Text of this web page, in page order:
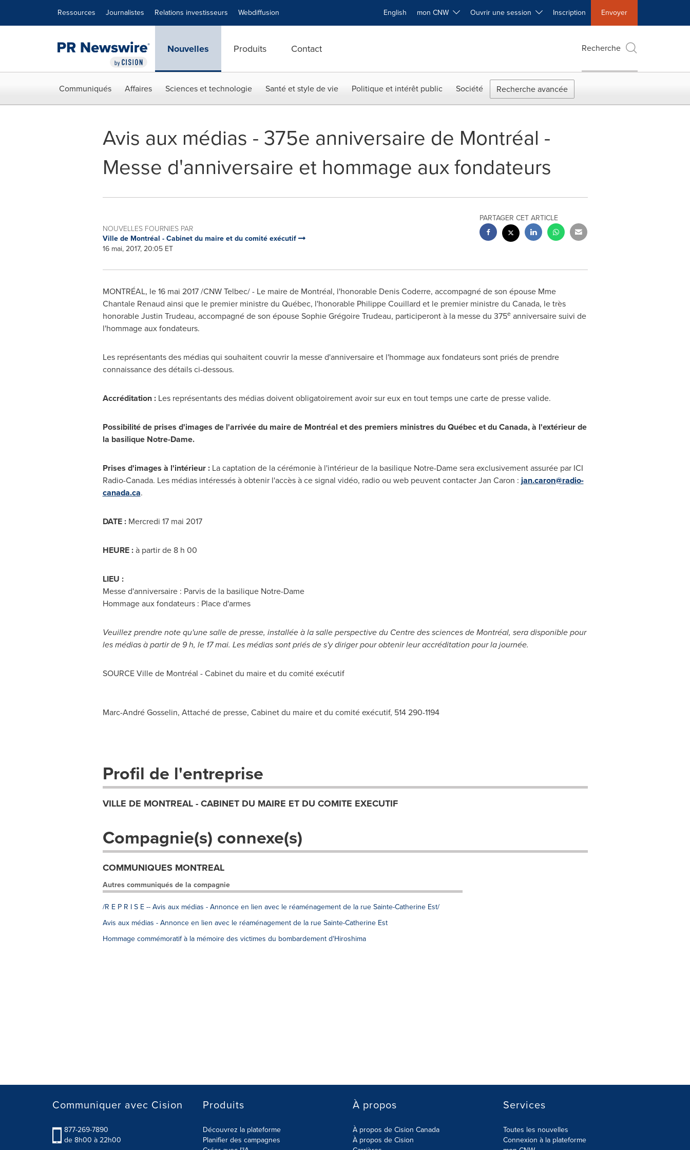
Ressources Journalistes Relations investisseurs Webdiffusion English mon CNW Ouvrir une session Inscription Envoyer
Nouvelles Produits Contact Recherche
Communiqués Affaires Sciences et technologie Santé et style de vie Politique et intérêt public Société Recherche avancée
Avis aux médias - 375e anniversaire de Montréal -
Messe d'anniversaire et hommage aux fondateurs
NOUVELLES FOURNIES PAR
Ville de Montréal - Cabinet du maire et du comité exécutif
16 mai, 2017, 20:05 ET
PARTAGER CET ARTICLE
MONTRÉAL, le 16 mai 2017 /CNW Telbec/ - Le maire de Montréal, l'honorable Denis Coderre, accompagné de son épouse Mme
Chantale Renaud ainsi que le premier ministre du Québec, l'honorable Philippe Couillard et le premier ministre du Canada, le très
honorableJustin Trudeau, accompagné de son épouse Sophie Grégoire Trudeau, participeront à la messe du 375eanniversaire suivi de
l'hommage aux fondateurs.
Les représentants des médias qui souhaitent couvrir la messe d'anniversaire et l'hommage aux fondateurs sont priés de prendre
connaissance des détails ci-dessous.
Accréditation : Les représentants des médias doivent obligatoirement avoir sur eux en tout temps une carte de presse valide.
Possibilité de prises d'images de l'arrivée du maire de Montréal et des premiers ministres du Québec et duCanada, à l'extérieur de
la basilique Notre-Dame.
Prises d'images à l'intérieur : La captation de la cérémonie à l'intérieur de la basilique Notre-Damesera exclusivement assurée par ICI
Radio-Canada. Les médias intéressés à obtenir l'accès à ce signal vidéo, radio ou web peuvent contacterJan Caron : jan.caron@radio-
canada.ca.
DATE :Mercredi 17 mai 2017
HEURE :à partir de 8 h 00
LIEU :
Messe d'anniversaire : Parvis de la basilique Notre-Dame
Hommage aux fondateurs : Place d'armes
Veuillez prendre note qu'une salle de presse, installée à la salle perspective du Centre des sciences de Montréal, sera disponible pour
les médias à partir de 9 h, le 17 mai. Les médias sont priés de s'y diriger pour obtenir leur accréditation pour la journée.
SOURCE Ville de Montréal - Cabinet du maire et du comité exécutif
Marc-André Gosselin, Attaché de presse, Cabinet du maire et du comité exécutif, 514 290-1194
Profil de l'entreprise
VILLE DE MONTREAL - CABINET DU MAIRE ET DU COMITE EXECUTIF
Compagnie(s) connexe(s)
COMMUNIQUES MONTREAL
Autres communiqués de la compagnie
/R E P R I S E -- Avis aux médias - Annonce en lien avec le réaménagement de la rue Sainte-Catherine Est/
Avis aux médias - Annonce en lien avec le réaménagement de la rue Sainte-Catherine Est
Hommage commémoratif à la mémoire des victimes du bombardement d'Hiroshima
Communiquer avec Cision
877-269-7890
de 8h00 à 22h00
Produits
Découvrez la plateforme
Planifier des campagnes
À propos
À propos de Cision Canada
À propos de Cision
Services
Toutes les nouvelles
Connexion à la plateforme